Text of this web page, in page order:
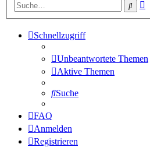
Suche
Schnellzugriff
Unbeantwortete Themen
Aktive Themen
Suche
FAQ
Anmelden
Registrieren